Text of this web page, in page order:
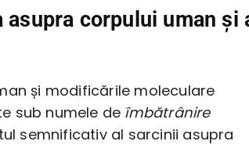
corpului uman şi
și modificările moleculare
sub numele de îmbătrânire
semnificativ al sarcinii asupra